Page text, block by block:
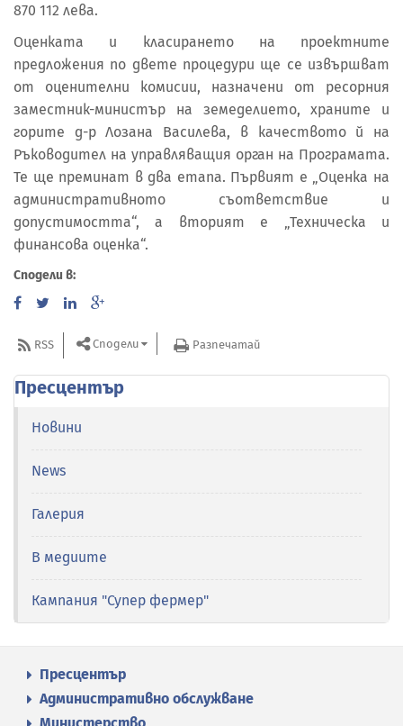
870 112 лева.
Оценката и класирането на проектните
предложения по двете процедури ще се извършват
от оценителни комисии, назначени от ресорния
заместник-министър на земеделието, храните и
горите д-р Лозана Василева, в качеството й на
Ръководител на управляващия орган на Програмата.
Те ще преминат в два етапа. Първият е „Оценка на
административното съответствие и
допустимостта“, а вторият е „Техническа и
финансова оценка“.
Сподели в:
RSS Сподели Разпечатай
Пресцентър
Новини
News
Галерия
В медиите
Кампания "Супер фермер"
Пресцентър
Административно обслужване
Министерство